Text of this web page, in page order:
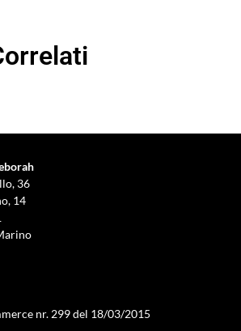
36
14
nr. 299 del 18/03/2015